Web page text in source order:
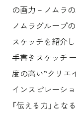
JP EN CN
乃村工藝社の最新ニ
の画力－ノムラ
ノムラグループ
スケッチを紹介し
手書きスケッチ
度の高い”クリエ
インスピレーシ
「伝える力」とな